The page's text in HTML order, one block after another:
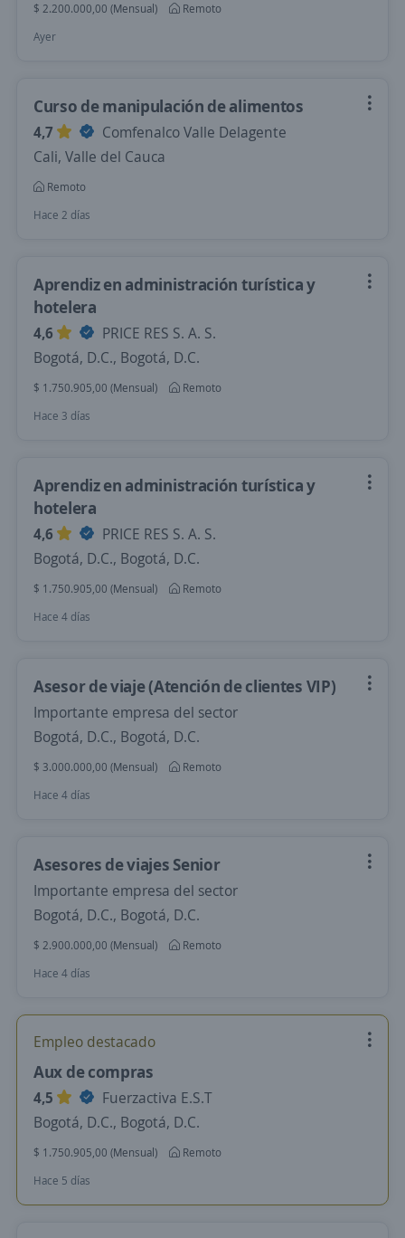
$ 2.200.000,00 (Mensual)
Remoto
Ayer
Curso de manipulación de alimentos
4,7
Comfenalco Valle Delagente
Cali, Valle del Cauca
Remoto
Hace 2 días
Aprendiz en administración turística y
hotelera
4,6
PRICE RES S. A. S.
Bogotá, D.C., Bogotá, D.C.
$ 1.750.905,00 (Mensual)
Remoto
Hace 3 días
Aprendiz en administración turística y
hotelera
4,6
PRICE RES S. A. S.
Bogotá, D.C., Bogotá, D.C.
$ 1.750.905,00 (Mensual)
Remoto
Hace 4 días
Asesor de viaje (Atención de clientes VIP)
Importante empresa del sector
Bogotá, D.C., Bogotá, D.C.
$ 3.000.000,00 (Mensual)
Remoto
Hace 4 días
Asesores de viajes Senior
Importante empresa del sector
Bogotá, D.C., Bogotá, D.C.
$ 2.900.000,00 (Mensual)
Remoto
Hace 4 días
Empleo destacado
Aux de compras
4,5
Fuerzactiva E.S.T
Bogotá, D.C., Bogotá, D.C.
$ 1.750.905,00 (Mensual)
Remoto
Hace 5 días